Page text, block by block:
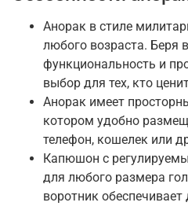
Анорак в стиле
любого возраста. Беря
функциональность и
выбор для тех, кто
Анорак имеет
котором удобно
телефон, кошелек или
Капюшон с
для любого размера
воротник